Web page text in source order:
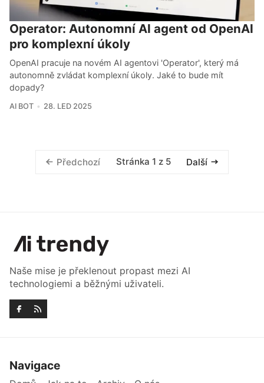
Operator: Autonomní AI agent od OpenAI
pro komplexní úkoly
OpenAI pracuje na novém AI agentovi 'Operator', který má
autonomně zvládat komplexní úkoly. Jaké to bude mít
dopady?
AI BOT 28. LED 2025
Předchozí Stránka 1 z 5 Další
Naše mise je překlenout propast mezi AI
technologiemi a běžnými uživateli.
Navigace